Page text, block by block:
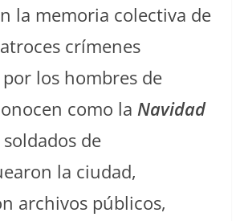
la memoria colectiva de
crímenes
los hombres de
como la Navidad
soldados de
la ciudad,
archivos públicos,